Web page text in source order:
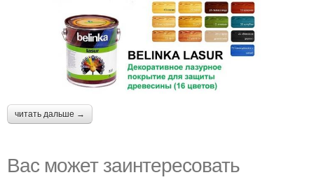
читать дальше →
Вас может заинтересовать